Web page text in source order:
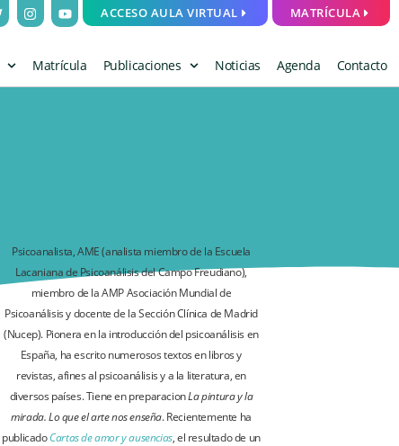
ACCESO AULA VIRTUAL MATRÍCULA
Matrícula Publicaciones Noticias Agenda Contacto
Psicoanalista, AME (analista miembro de la Escuela
Lacaniana de Psicoanálisis del Campo Freudiano),
miembro de la AMP Asociación Mundial de
Psicoanálisis y docente de la Sección Clínica de Madrid
(Nucep). Pionera en la introducción del psicoanálisis en
España, ha escrito numerosos textos en libros y
revistas, afines al psicoanálisis y a la literatura, en
diversos países. Tiene en preparacionLa pintura y la
mirada. Lo que el arte nos enseña. Recientemente ha
publicadoCartas de amor y ausencias, el resultado de un